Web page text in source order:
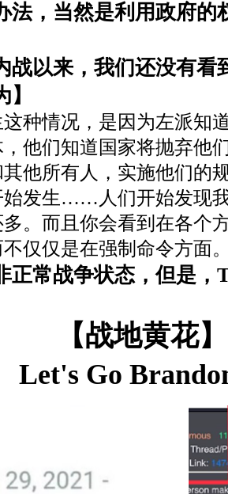
法，当然是利用政府的
战以来，我们还没有看
种情况，是因为左派知
他们知道国家将抛弃他
他所有人，实施他们的
发生…… 人们开始发现
。而且你会看到在各个
仅仅是在强制命令方面
正常战争状态，但是，
【战地黄花】
Let's Go